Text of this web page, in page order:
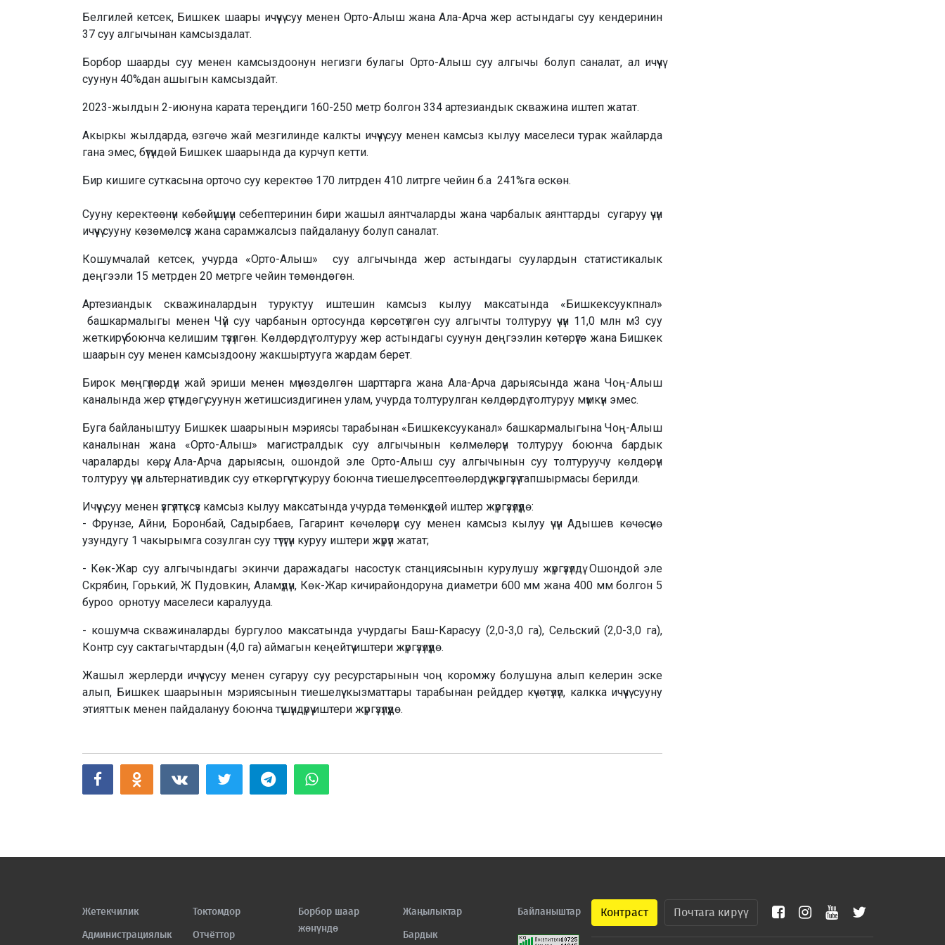
Белгилей кетсек, Бишкек шаары ичүүчү суу менен Орто-Алыш жана Ала-Арча жер астындагы суу кендеринин
37 суу алгычынан камсыздалат.
Борбор шаарды суу менен камсыздоонун негизги булагы Орто-Алыш суу алгычы болуп саналат, ал ичүүчү
суунун 40%дан ашыгын камсыздайт.
2023-жылдын 2-июнуна карата тереңдиги 160-250 метр болгон 334 артезиандык скважина иштеп жатат.
Акыркы жылдарда, өзгөчө жай мезгилинде калкты ичүүчү суу менен камсыз кылуу маселеси турак жайларда
гана эмес, бүтүндөй Бишкек шаарында да курчуп кетти.
Бир кишиге суткасына орточо суу керектөө 170 литрден 410 литрге чейин б.а 241%га өскөн.
Сууну керектөөнүн көбөйүшүнүн себептеринин бири жашыл аянтчаларды жана чарбалык аянттарды сугаруу үчүн
ичүүчү сууну көзөмөлсүз жана сарамжалсыз пайдалануу болуп саналат.
Кошумчалай кетсек, учурда «Орто-Алыш» суу алгычында жер астындагы суулардын статистикалык
деңгээли 15 метрден 20 метрге чейин төмөндөгөн.
Артезиандык скважиналардын туруктуу иштешин камсыз кылуу максатында «Бишкексуукпнал»
башкармалыгы менен Чүй суу чарбанын ортосунда көрсөтүлгөн суу алгычты толтуруу үчүн 11,0 млн м3 суу
жеткирүү боюнча келишим түзүлгөн. Көлдөрдү толтуруу жер астындагы суунун деңгээлин көтөрүүгө жана Бишкек
шаарын суу менен камсыздоону жакшыртууга жардам берет.
Бирок мөңгүлөрдүн жай эриши менен мүнөздөлгөн шарттарга жана Ала-Арча дарыясында жана Чоң-Алыш
каналында жер үстүндөгү суунун жетишсиздигинен улам, учурда толтурулган көлдөрдү толтуруу мүмкүн эмес.
Буга байланыштуу Бишкек шаарынын мэриясы тарабынан «Бишкексууканал» башкармалыгына Чоң-Алыш
каналынан жана «Орто-Алыш» магистралдык суу алгычынын көлмөлөрүн толтуруу боюнча бардык
чараларды көрүү, Ала-Арча дарыясын, ошондой эле Орто-Алыш суу алгычынын суу толтуруучу көлдөрүн
толтуруу үчүн альтернативдик суу өткөргүчтү куруу боюнча тиешелүү эсептөөлөрдү жүргүзүү тапшырмасы берилди.
Ичүүчү суу менен үзгүлтүксүз камсыз кылуу максатында учурда төмөнкүдөй иштер жүргүзүлүүдө:
- Фрунзе, Айни, Боронбай, Садырбаев, Гагаринт көчөлөрүн суу менен камсыз кылуу үчүн Адышев көчөсүнө
узундугу 1 чакырымга созулган суу түтүгүн куруу иштери жүрүп жатат;
- Көк-Жар суу алгычындагы экинчи даражадагы насостук станциясынын курулушу жүргүзүлдү. Ошондой эле
Скрябин, Горький, Ж Пудовкин, Аламүдүн, Көк-Жар кичирайондоруна диаметри 600 мм жана 400 мм болгон 5
буроо орнотуу маселеси каралууда.
- кошумча скважиналарды бургулоо максатында учурдагы Баш-Карасуу (2,0-3,0 га), Сельский (2,0-3,0 га),
Контр суу сактагычтардын (4,0 га) аймагын кеңейтүү иштери жүргүзүлүүдө.
Жашыл жерлерди ичүүчү суу менен сугаруу суу ресурстарынын чоң коромжу болушуна алып келерин эске
алып, Бишкек шаарынын мэриясынын тиешелүү кызматтары тарабынан рейддер күчөтүлүп, калкка ичүүчү сууну
этияттык менен пайдалануу боюнча түшүндүрүү иштери жүргүзүлүүдө.
Жетекчилик
Администрациялык
Токтомдор
Отчёттор
Борбор шаар
жөнүндө
Жаңылыктар
Бардык
Байланыштар Контраст Почтага кирүү